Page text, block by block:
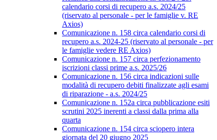
calendario corsi di recupero a.s. 2024/25
(riservato al personale - per le famiglie v. RE
Axios)
Comunicazione n. 158 circa calendario corsi di
recupero a.s. 2024-25 (riservato al personale - per
le famiglie vedere RE Axios)
Comunicazione n. 157 circa perfezionamento
iscrizioni classi prime a.s. 2025/26
Comunicazione n. 156 circa indicazioni sulle
modalità di recupero debiti finalizzate agli esami
di riparazione - a.s. 2024/25
Comunicazione n. 152a circa pubblicazione esiti
scrutini 2025 inerenti a classi dalla prima alla
quarta
Comunicazione n. 154 circa sciopero intera
giornata del 20 giugno 2025